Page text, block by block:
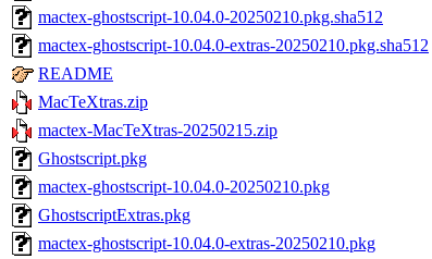
mactex-ghostscript-10.04.0-20250210.pkg.sha512
mactex-ghostscript-10.04.0-extras-20250210.pkg.sha512
README
MacTeXtras.zip
mactex-MacTeXtras-20250215.zip
Ghostscript.pkg
mactex-ghostscript-10.04.0-20250210.pkg
GhostscriptExtras.pkg
mactex-ghostscript-10.04.0-extras-20250210.pkg